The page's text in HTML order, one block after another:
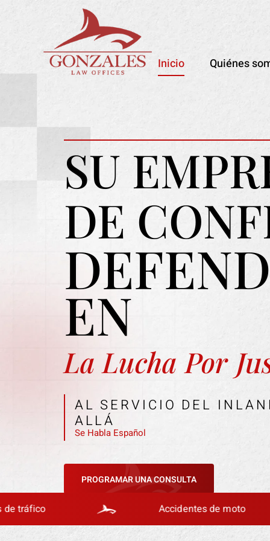
Inicio Quiénes
SU
DE
EN
La Lucha Por
AL SERVICIO DEL
ALLÁ
Se Habla Español
PROGRAMAR UNA CONSULTA
Accidentes de moto